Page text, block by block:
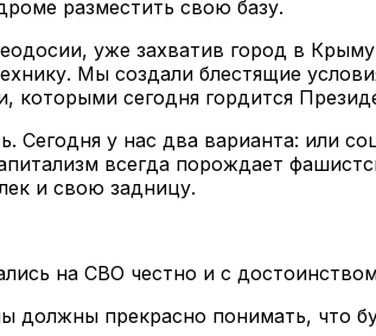
разместить свою базу.
уже захватив город в
Мы создали блестящие
которыми сегодня гордится
у нас два варианта: или
всегда порождает
и свою задницу.
на СВО честно и с
должны прекрасно понимать, что